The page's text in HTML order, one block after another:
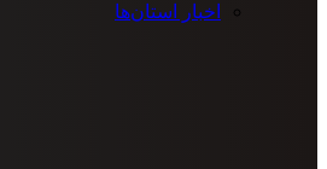
اخبار استان‌ها